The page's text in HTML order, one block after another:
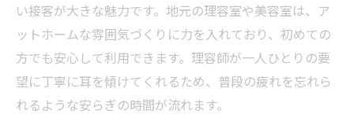
い接客が大きな魅力です。地元の理容室や美容室は、ア
ットホームな雰囲気づくりに力を入れており、初めての
方でも安心して利用できます。理容師が一人ひとりの要
望に丁寧に耳を傾けてくれるため、普段の疲れを忘れら
れるような安らぎの時間が流れます。